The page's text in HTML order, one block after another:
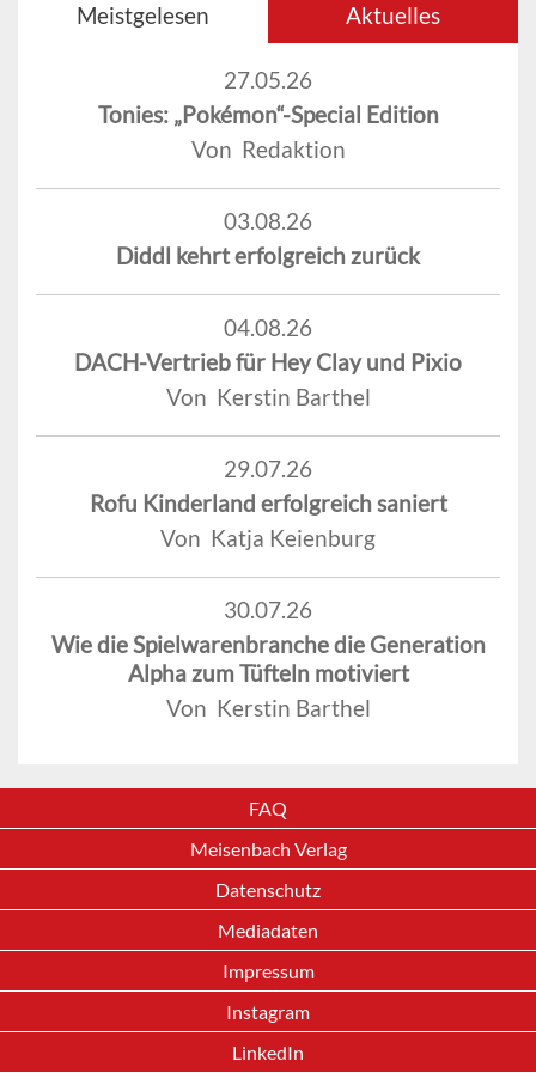
Meistgelesen Aktuelles
27.05.26
Tonies: „Pokémon“-Special Edition
Von Redaktion
03.08.26
Diddl kehrt erfolgreich zurück
04.08.26
DACH-Vertrieb für Hey Clay und Pixio
Von Kerstin Barthel
29.07.26
Rofu Kinderland erfolgreich saniert
Von Katja Keienburg
30.07.26
Wie die Spielwarenbranche die Generation
Alpha zum Tüfteln motiviert
Von Kerstin Barthel
FAQ
Meisenbach Verlag
Datenschutz
Mediadaten
Impressum
Instagram
LinkedIn